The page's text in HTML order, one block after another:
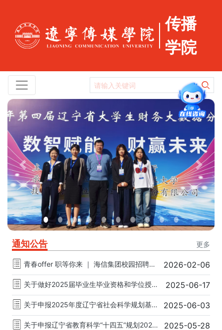
传播
学院
Previous Next
通知公告 更多
青春offer 职等你来 ｜ 海信集团校园招聘（一） 2026-02-06
关于做好2025届毕业生毕业资格和学位授予资格审核工作的通知 2025-06-17
关于申报2025年度辽宁省社会科学规划基金教育学项目的通知 2025-06-03
关于申报辽宁省教育科学“十四五”规划2025年度教师队伍建设研究专项课题的通知 2025-05-28